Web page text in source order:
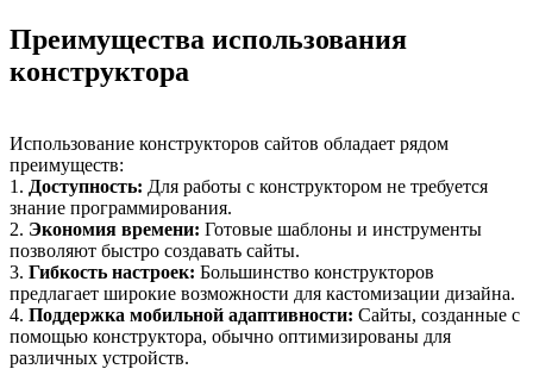
Преимущества использования
конструктора
Использование конструкторов сайтов обладает рядом
преимуществ:
1. Доступность: Для работы с конструктором не требуется
знание программирования.
2. Экономия времени: Готовые шаблоны и инструменты
позволяют быстро создавать сайты.
3. Гибкость настроек: Большинство конструкторов
предлагает широкие возможности для кастомизации дизайна.
4. Поддержка мобильной адаптивности: Сайты, созданные с
помощью конструктора, обычно оптимизированы для
различных устройств.